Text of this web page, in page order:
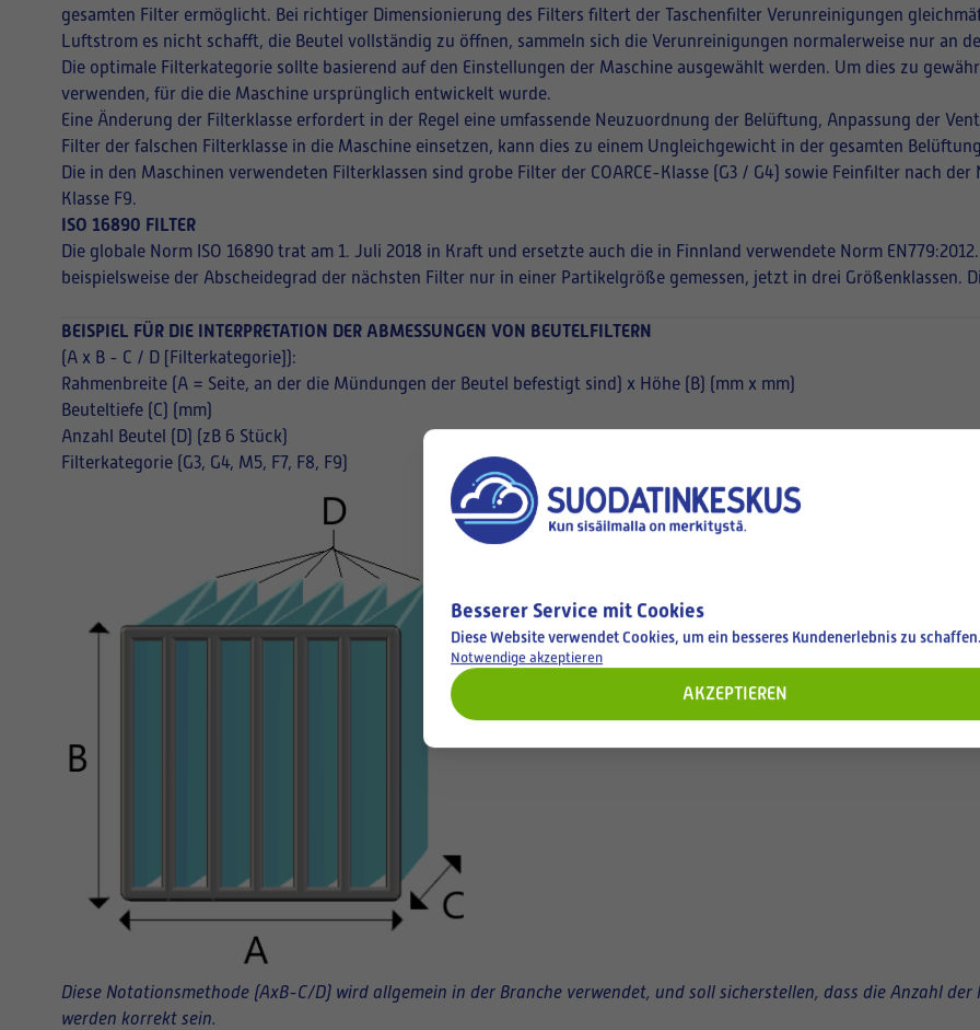
gesamten Filter ermöglicht. Bei richtiger Dimensionierung des Filters filtert der Taschenfilter Verunreinigungen
Luftstrom es nicht schafft, die Beutel vollständig zu öffnen, sammeln sich die Verunreinigungen normalerweise nur an
Die optimale Filterkategorie sollte basierend auf den Einstellungen der Maschine ausgewählt werden. Um dies zu
verwenden, für die die Maschine ursprünglich entwickelt wurde.
Eine Änderung der Filterklasse erfordert in der Regel eine umfassende Neuzuordnung der Belüftung, Anpassung der
Filter der falschen Filterklasse in die Maschine einsetzen, kann dies zu einem Ungleichgewicht in der gesamten
Die in den Maschinen verwendeten Filterklassen sind grobe Filter der COARCE-Klasse (G3 / G4) sowie Feinfilter nach
Klasse F9.
ISO 16890 FILTER
Die globale Norm ISO 16890 trat am 1. Juli 2018 in Kraft und ersetzte auch die in Finnland verwendete Norm
beispielsweise der Abscheidegrad der nächsten Filter nur in einer Partikelgröße gemessen, jetzt in drei Größenklassen.
BEISPIEL FÜR DIE INTERPRETATION DER ABMESSUNGEN VON BEUTELFILTERN
(A x B - C / D [Filterkategorie]):
Rahmenbreite (A = Seite, an der die Mündungen der Beutel befestigt sind) x Höhe (B) (mm x mm)
Beuteltiefe (C) (mm)
Anzahl Beutel (D) (zB 6 Stück)
Filterkategorie (G3, G4, M5, F7, F8, F9)
Diese Notationsmethode (AxB-C/D) wird allgemein in der Branche verwendet, und soll sicherstellen, dass die Anzahl
werden korrekt sein.
Besserer Service mit Cookies
Diese Website verwendet Cookies, um ein besseres Kundenerlebnis zu schaffen.
Notwendige akzeptieren
AKZEPTIEREN